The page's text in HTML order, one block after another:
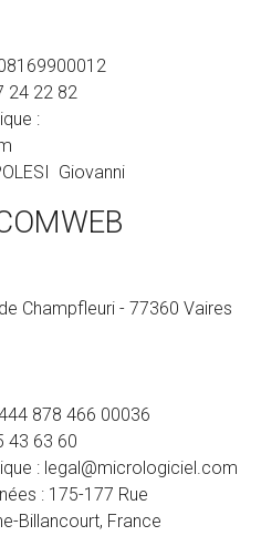
24 22 82
:
Giovanni
Champfleuri - 77360 Vaires
878 466 00036
43 63 60
: legal@micrologiciel.com
: 175-177 Rue
Billancourt, France